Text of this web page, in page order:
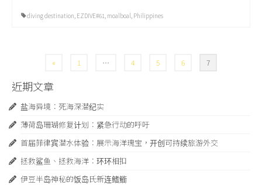
diving destination EZDIVE#61 moalboal Philippines
分
页
« 1 … 4 5 6 7
近期文章
盐海异境：死海深潜纪实
薄荷岛珊瑚修复计划：紧急行动的呼吁
首届菲律宾潜水体验：展示海洋瑰宝，开创可持续旅游外交
拯救鲨鱼、拯救海洋：环环相扣
伊豆半岛神秘的饭岛氏新连鳍䲗